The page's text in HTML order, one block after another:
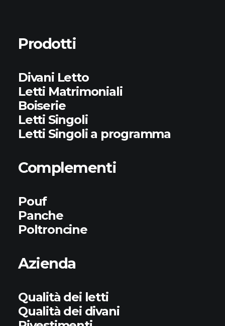
Prodotti
Divani Letto
Letti Matrimoniali
Boiserie
Letti Singoli
Letti Singoli a programma
Complementi
Pouf
Panche
Poltroncine
Azienda
Qualità dei letti
Qualità dei divani